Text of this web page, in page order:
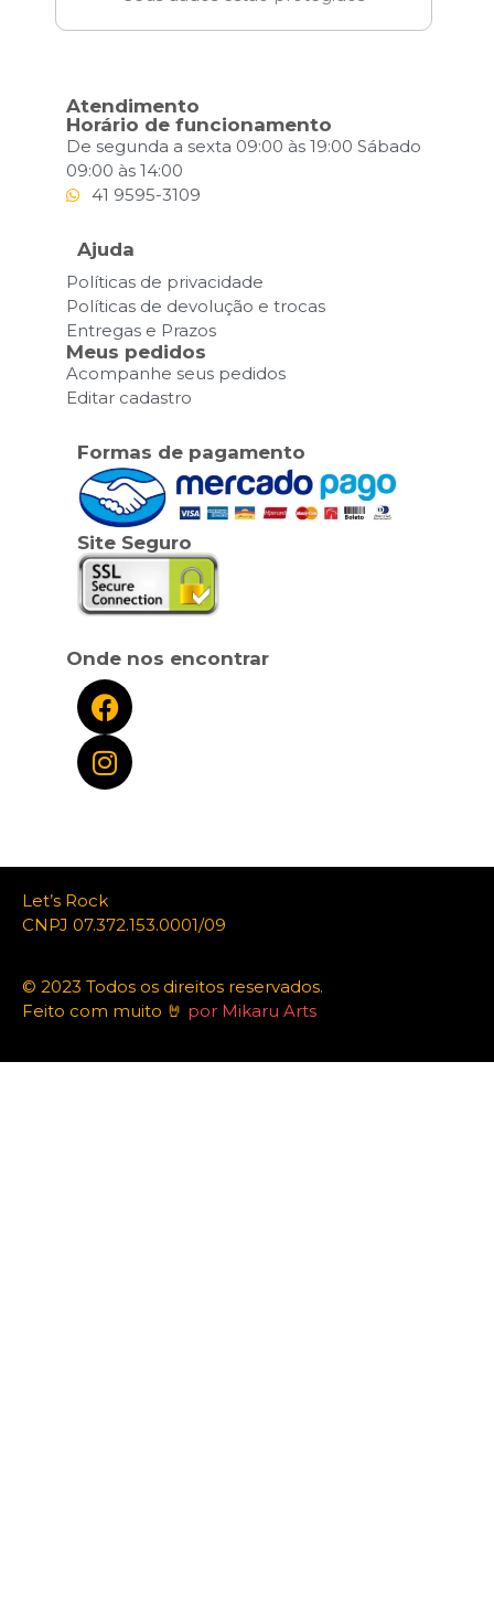
Atendimento
Horário de funcionamento
De segunda a sexta 09:00 às 19:00 Sábado
09:00 às 14:00
41 9595-3109
Ajuda
Políticas de privacidade
Políticas de devolução e trocas
Entregas e Prazos
Meus pedidos
Acompanhe seus pedidos
Editar cadastro
Formas de pagamento
Site Seguro
Onde nos encontrar
Let’s Rock
CNPJ 07.372.153.0001/09
© 2023 Todos os direitos reservados.
Feito com muito 🤘 por Mikaru Arts